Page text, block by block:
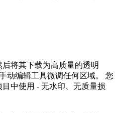
将其下载为高质量的透明
动编辑工具微调任何区域。 您
中使用 - 无水印、无质量损